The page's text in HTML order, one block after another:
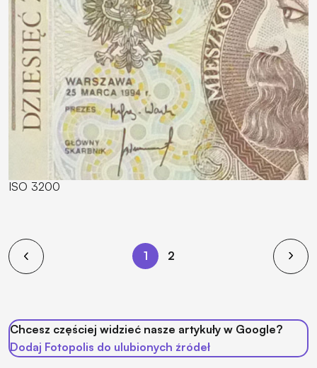
ISO 3200
1 2
Chcesz częściej widzieć nasze artykuły w Google?
Dodaj Fotopolis do ulubionych źródeł